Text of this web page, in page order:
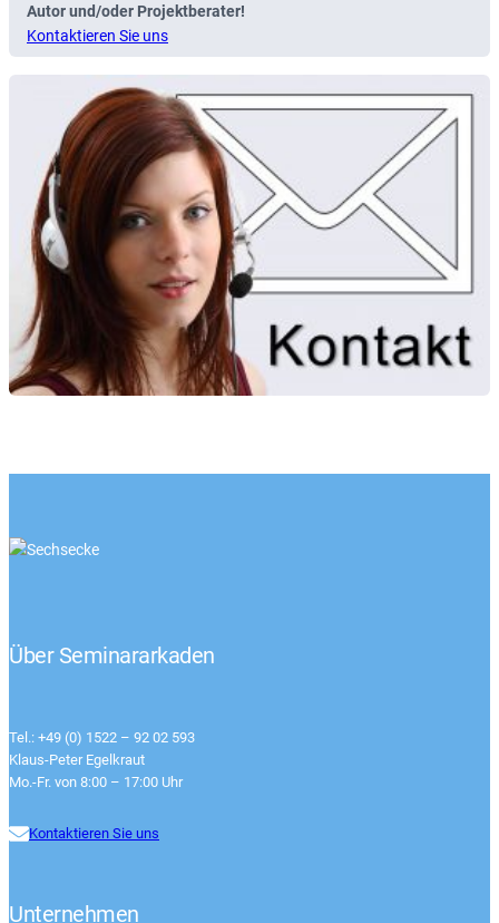
Autor und/oder Projektberater!
Kontaktieren Sie uns
Über Seminararkaden
Tel.: +49 (0) 1522 – 92 02 593
Klaus-Peter Egelkraut
Mo.-Fr. von 8:00 – 17:00 Uhr
Kontaktieren Sie uns
Unternehmen